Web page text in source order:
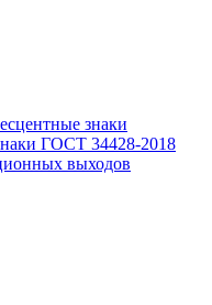
знаки
ГОСТ 34428-2018
выходов